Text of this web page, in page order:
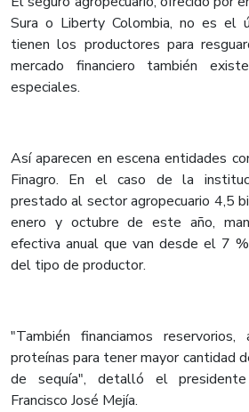
Sura o Liberty Colombia, no es el
tienen los productores para
mercado financiero también
especiales.
Así aparecen en escena entidades
Finagro. En el caso de la
prestado al sector agropecuario 4,5
enero y octubre de este año,
efectiva anual que van desde el 7
del tipo de productor.
"También financiamos
proteínas para tener mayor cantidad
de sequía", detalló el
Francisco José Mejía.